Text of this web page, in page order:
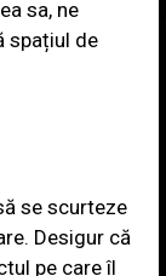
sa, ne
spațiul de
se scurteze
Desigur că
pe care îl